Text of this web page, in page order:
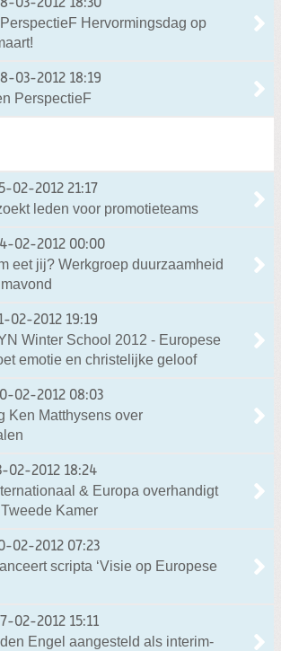
03-2012 18:30
Hervormingsdag op
03-2012 18:19
PerspectieF
02-2012 21:17
leden voor promotieteams
02-2012 00:00
eet jij? Werkgroep duurzaamheid
02-2012 19:19
Winter School 2012 - Europese
emotie en christelijke geloof
02-2012 08:03
Ken Matthysens over
02-2012 18:24
& Europa overhandigt
Kamer
02-2012 07:23
scripta ‘Visie op Europese
02-2012 15:11
Engel aangesteld als interim-